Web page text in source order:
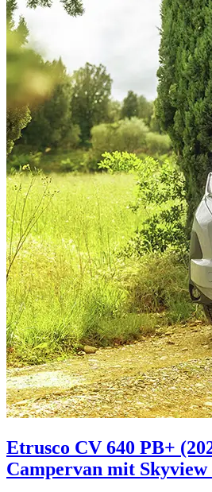
Etrusco CV 640 PB+
Campervan mit